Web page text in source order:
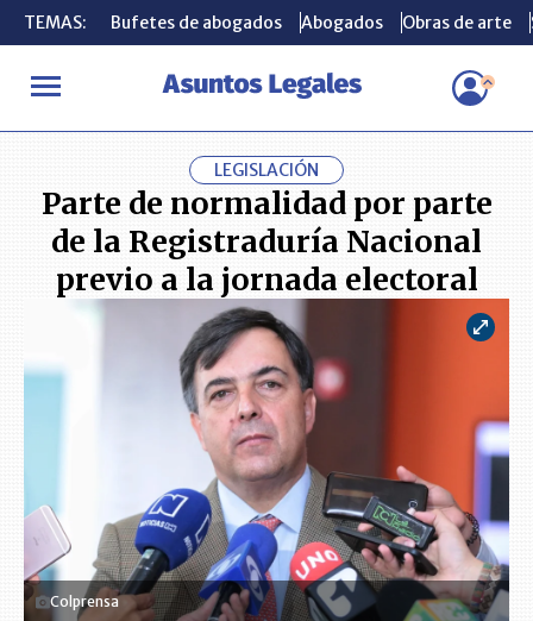
TEMAS: Bufetes de abogados Abogados Obras de arte
INICIO ACTUALIDAD Parte de normalidad por parte de la
TEMAS: Bufetes de abogados Abogados Obras de arte
LEGISLACIÓN
Parte de normalidad por parte
de la Registraduría Nacional
previo a la jornada electoral
Colprensa